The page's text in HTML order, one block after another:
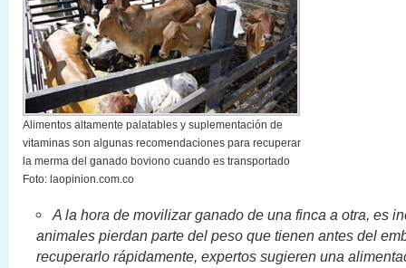
Alimentos altamente palatables y suplementación de
vitaminas son algunas recomendaciones para recuperar
la merma del ganado boviono cuando es transportado
Foto: laopinion.com.co
A la hora de movilizar ganado de una finca a otra, es
animales pierdan parte del peso que tienen antes del
recuperarlo rápidamente, expertos sugieren una